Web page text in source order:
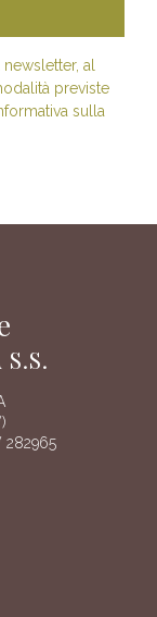
al
previste
sulla
282965